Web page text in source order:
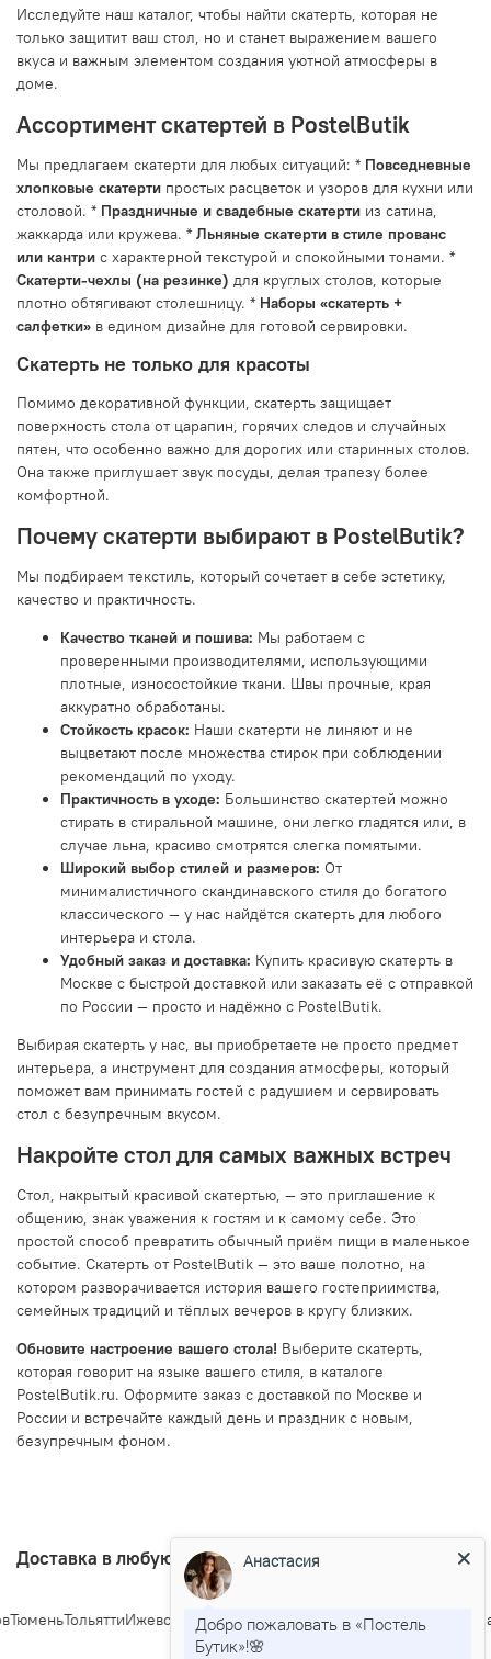
Исследуйте наш каталог, чтобы найти скатерть, которая не
только защитит ваш стол, но и станет выражением вашего
вкуса и важным элементом создания уютной атмосферы в
доме.
Ассортимент скатертей в PostelButik
Мы предлагаем скатерти для любых ситуаций: * Повседневные
хлопковые скатерти простых расцветок и узоров для кухни или
столовой. * Праздничные и свадебные скатерти из сатина,
жаккарда или кружева. * Льняные скатерти в стиле прованс
или кантри с характерной текстурой и спокойными тонами. *
Скатерти-чехлы (на резинке) для круглых столов, которые
плотно обтягивают столешницу. * Наборы «скатерть +
салфетки» в едином дизайне для готовой сервировки.
Скатерть не только для красоты
Помимо декоративной функции, скатерть защищает
поверхность стола от царапин, горячих следов и случайных
пятен, что особенно важно для дорогих или старинных столов.
Она также приглушает звук посуды, делая трапезу более
комфортной.
Почему скатерти выбирают в PostelButik?
Мы подбираем текстиль, который сочетает в себе эстетику,
качество и практичность.
Качество тканей и пошива: Мы работаем с
проверенными производителями, использующими
плотные, износостойкие ткани. Швы прочные, края
аккуратно обработаны.
Стойкость красок: Наши скатерти не линяют и не
выцветают после множества стирок при соблюдении
рекомендаций по уходу.
Практичность в уходе: Большинство скатертей можно
стирать в стиральной машине, они легко гладятся или, в
случае льна, красиво смотрятся слегка помятыми.
Широкий выбор стилей и размеров: От
минималистичного скандинавского стиля до богатого
классического — у нас найдётся скатерть для любого
интерьера и стола.
Удобный заказ и доставка: Купить красивую скатерть в
Москве с быстрой доставкой или заказать её с отправкой
по России — просто и надёжно с PostelButik.
Выбирая скатерть у нас, вы приобретаете не просто предмет
интерьера, а инструмент для создания атмосферы, который
поможет вам принимать гостей с радушием и сервировать
стол с безупречным вкусом.
Накройте стол для самых важных встреч
Стол, накрытый красивой скатертью, — это приглашение к
общению, знак уважения к гостям и к самому себе. Это
простой способ превратить обычный приём пищи в маленькое
событие. Скатерть от PostelButik — это ваше полотно, на
котором разворачивается история вашего гостеприимства,
семейных традиций и тёплых вечеров в кругу близких.
Обновите настроение вашего стола! Выберите скатерть,
которая говорит на языке вашего стиля, в каталоге
PostelButik.ru. Оформите заказ с доставкой по Москве и
России и встречайте каждый день и праздник с новым,
безупречным фоном.
Доставка в любую точку Росии
ТольяттиИжевскБарнаулУльяновскИркутск Хабаровск
Анастасия
Добро пожаловать в «Постель
Бутик»!🌸